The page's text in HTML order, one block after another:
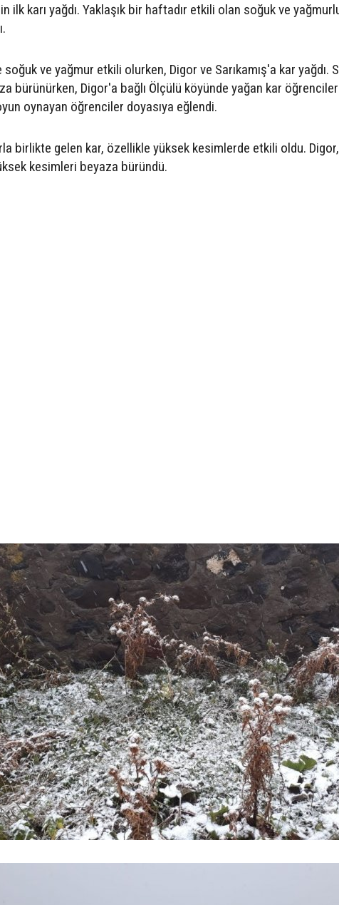
ilk karı yağdı. Yaklaşık bir haftadır etkili olan soğuk ve
ve yağmur etkili olurken, Digor ve Sarıkamış'a kar yağdı.
bürünürken, Digor'a bağlı Ölçülü köyünde yağan kar
oynayan öğrenciler doyasıya eğlendi.
birlikte gelen kar, özellikle yüksek kesimlerde etkili oldu.
kesimleri beyaza büründü.